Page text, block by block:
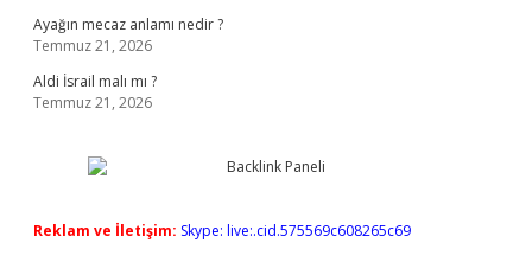
Ayağın mecaz anlamı nedir ?
Temmuz 21, 2026
Aldi İsrail malı mı ?
Temmuz 21, 2026
Reklam ve İletişim: Skype: live:.cid.575569c608265c69